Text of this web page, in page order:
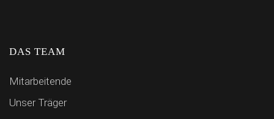
DAS TEAM
Mitarbeitende
Unser Träger